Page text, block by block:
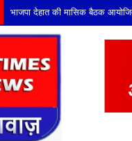
भाजपा देहात की मासिक बैठक